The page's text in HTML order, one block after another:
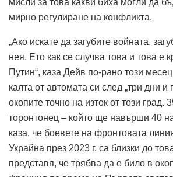
мирно регулиране на конфликта.
„Ако искате да загубите войната,
нея. Ето как се случва това и това е
Путин“, каза Дейв по-рано този
калта от автомата си след „три дни и
окопите точно на изток от този град.
торонтонец – който ще навърши 40
каза, че боевете на фронтовата
Украйна през 2023 г. са близки до
представя, че трябва да е било в